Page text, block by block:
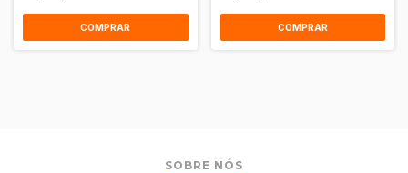
COMPRAR COMPRAR
SOBRE NÓS